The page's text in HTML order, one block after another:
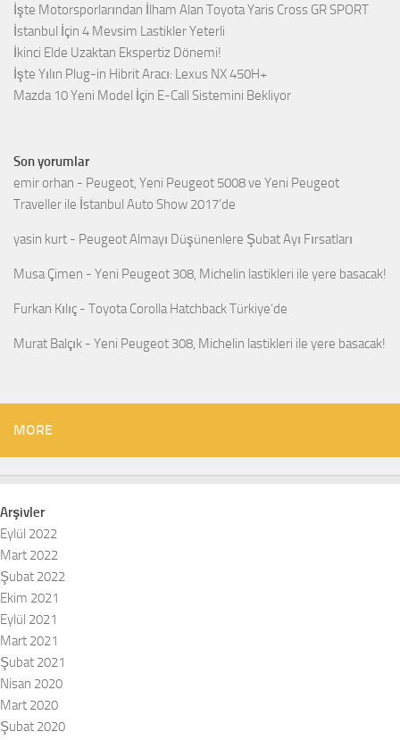
İşte Motorsporlarından İlham Alan Toyota Yaris Cross GR SPORT
İstanbul İçin 4 Mevsim Lastikler Yeterli
İkinci Elde Uzaktan Ekspertiz Dönemi!
İşte Yılın Plug-in Hibrit Aracı: Lexus NX 450H+
Mazda 10 Yeni Model İçin E-Call Sistemini Bekliyor
Son yorumlar
emir orhan - Peugeot, Yeni Peugeot 5008 ve Yeni Peugeot
Traveller ile İstanbul Auto Show 2017’de
yasin kurt - Peugeot Almayı Düşünenlere Şubat Ayı Fırsatları
Musa Çimen - Yeni Peugeot 308, Michelin lastikleri ile yere basacak!
Furkan Kılıç - Toyota Corolla Hatchback Türkiye’de
Murat Balçık - Yeni Peugeot 308, Michelin lastikleri ile yere basacak!
MORE
Arşivler
Eylül 2022
Mart 2022
Şubat 2022
Ekim 2021
Eylül 2021
Mart 2021
Şubat 2021
Nisan 2020
Mart 2020
Şubat 2020